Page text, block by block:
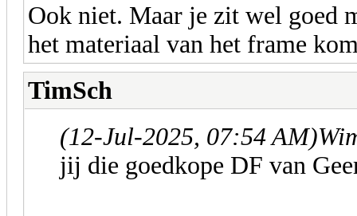
Ook niet. Maar je zit wel goed
het materiaal van het frame
TimSch
(12-Jul-2025, 07:54 AM)
jij die goedkope DF van